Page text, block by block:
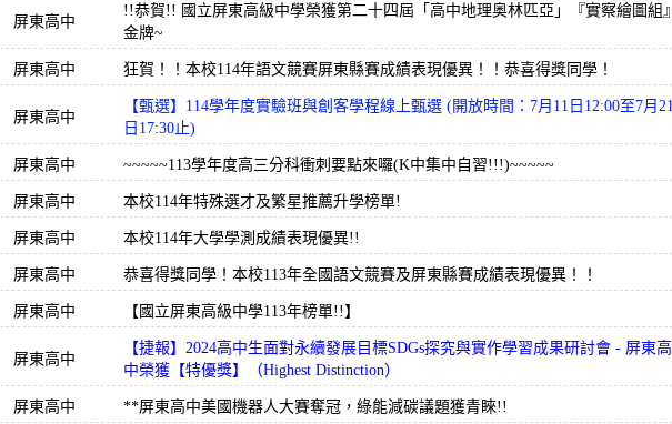
屏東高中
!!恭賀!! 國立屏東高級中學榮獲第二十四屆「高中地理奥林匹亞」『實察繪圖組』
金牌~
屏東高中 狂賀！！本校114年語文競賽屏東縣賽成績表現優異！！恭喜得獎同學！
屏東高中
【甄選】114學年度實驗班與創客學程線上甄選 (開放時間：7月11日12:00至7月21
日17:30止)
屏東高中 ~~~~~113學年度高三分科衝刺要點來囉(K中集中自習!!!)~~~~~
屏東高中 本校114年特殊選才及繁星推薦升學榜單!
屏東高中 本校114年大學學測成績表現優異!!
屏東高中 恭喜得獎同學！本校113年全國語文競賽及屏東縣賽成績表現優異！！
屏東高中 【國立屏東高級中學113年榜單!!】
屏東高中
【捷報】2024高中生面對永續發展目標SDGs探究與實作學習成果研討會 - 屏東高
中榮獲【特優獎】（Highest Distinction）
屏東高中 **屏東高中美國機器人大賽奪冠，綠能減碳議題獲青睞!!